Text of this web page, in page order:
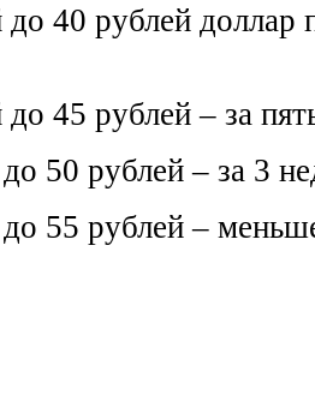
40 рублей доллар
45 рублей – за
50 рублей – за 3
55 рублей –